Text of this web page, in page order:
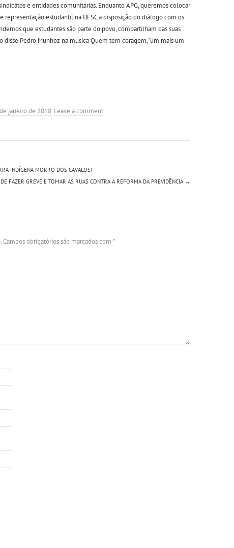
e entidades comunitárias. Enquanto APG, queremos colocar
representação estudantil na UFSC a disposição do diálogo com os
que estudantes são parte do povo, compartilham das suas
disse Pedro Munhoz na música Quem tem coragem, “um mais um
janeiro de 2018. Leave a comment
INDÍGENA MORRO DOS CAVALOS!
FAZER GREVE E TOMAR AS RUAS CONTRA A REFORMA DA PREVIDÊNCIA →
Campos obrigatórios são marcados com *